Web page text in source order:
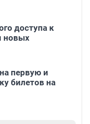
доступа к
новых
первую и
билетов на